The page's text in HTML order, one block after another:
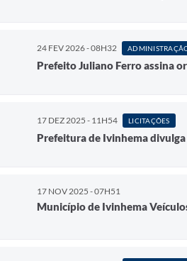
24 FEV 2026 - 08H32
Prefeito Juliano Ferro assina
17 DEZ 2025 - 11H54 LICITAÇÕES
Prefeitura de Ivinhema
17 NOV 2025 - 07H51
Município de Ivinhema